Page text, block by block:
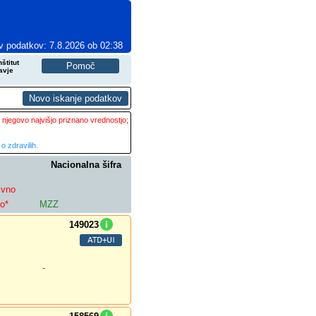
podatkov: 7.8.2026 ob 02:38
najvišjo priznano vrednostjo;
zdravilih.
Nacionalna šifra
MZZ
149023
-